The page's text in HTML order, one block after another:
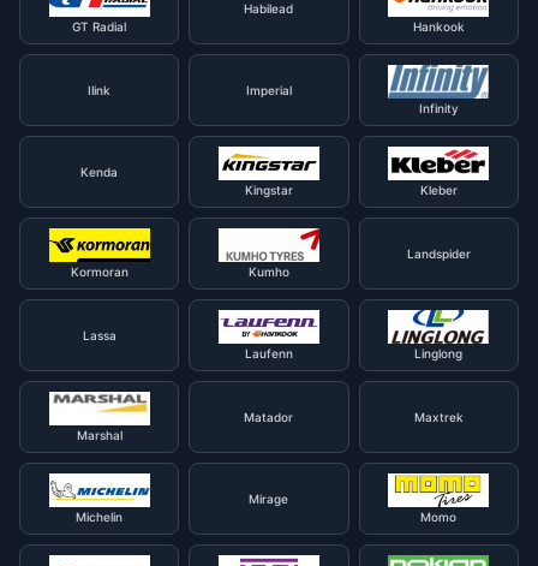
GT Radial
Habilead
Hankook
Ilink
Imperial
Infinity
Kenda
Kingstar
Kleber
Kormoran Kumho
Landspider
Lassa
Laufenn
Linglong
Marshal
Matador Maxtrek
Michelin
Mirage
Momo